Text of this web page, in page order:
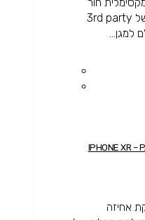
יציאה גדול התואם לרוב כבלים של 3rd party
למגן...
אחיזה